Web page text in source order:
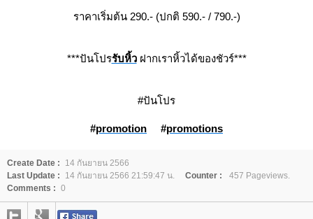
ราคาเริ่มต้น 290.- (ปกติ 590.- / 790.-)
***ปันโปรรับหิ้วฝากเราหิ้วได้ของชัวร์***
#ปันโปร
#promotion #promotions
Create Date :
14 กันยายน 2566
Last Update :
14 กันยายน 2566 21:59:47 น. Counter :
457 Pageviews.
Comments : 0